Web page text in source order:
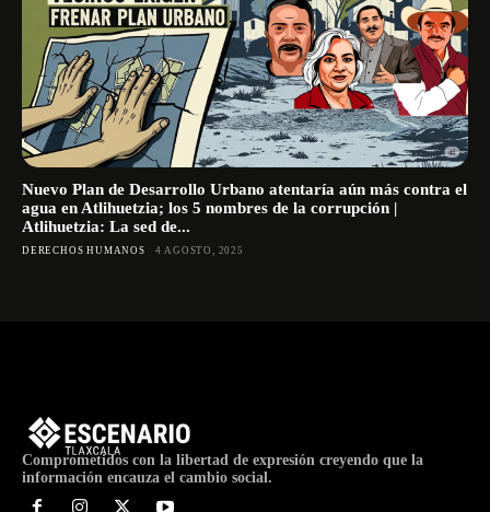
Nuevo Plan de Desarrollo Urbano atentaría aún más contra el
agua en Atlihuetzia; los 5 nombres de la corrupción |
Atlihuetzia: La sed de...
DERECHOS HUMANOS 4 AGOSTO, 2025
Comprometidos con la libertad de expresión creyendo que la
información encauza el cambio social.